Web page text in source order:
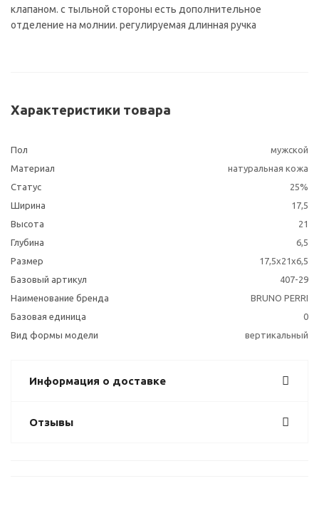
клапаном. с тыльной стороны есть дополнительное
отделение на молнии. регулируемая длинная ручка
Характеристики товара
Пол
мужской
Материал
натуральная кожа
Статус
25%
Ширина
17,5
Высота
21
Глубина
6,5
Размер
17,5х21х6,5
Базовый артикул
407-29
Наименование бренда
BRUNO PERRI
Базовая единица
0
Вид формы модели
вертикальный
Информация о доставке
Отзывы